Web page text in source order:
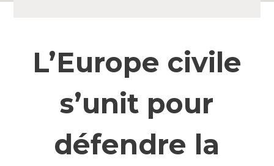
L’Europe civile
s’unit pour
défendre la